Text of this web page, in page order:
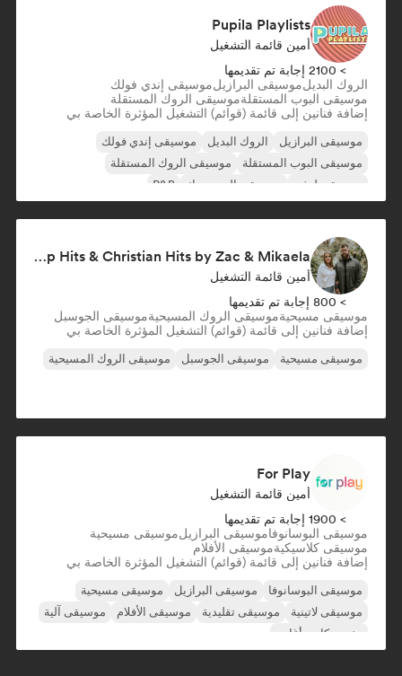
Pupila Playlists
أمين قائمة التشغيل
> 2100 إجابة تم تقديمها
الروك البديلموسيقى البرازيلموسيقى إندي فولك
موسيقى البوب المستقلةموسيقى الروك المستقلة
إضافة فنانين إلى قائمة (قوائم) التشغيل المؤثرة الخاصة بي
موسيقى البرازيل الروك البديل
موسيقى إندي فولك
موسيقى البوب المستقلة
موسيقى الروك المستقلة
موسيقى لوفي
موسيقى البوب روك R&B
Worship Hits & Christian Hits by Zac & Mikaela
أمين قائمة التشغيل
> 800 إجابة تم تقديمها
موسيقى مسيحيةموسيقى الروك المسيحيةموسيقى الجوسبل
إضافة فنانين إلى قائمة (قوائم) التشغيل المؤثرة الخاصة بي
موسيقى مسيحية موسيقى الجوسبل موسيقى الروك المسيحية
For Play
أمين قائمة التشغيل
> 1900 إجابة تم تقديمها
موسيقى البوسانوفاموسيقى البرازيلموسيقى مسيحية
موسيقى كلاسيكيةموسيقى الأفلام
إضافة فنانين إلى قائمة (قوائم) التشغيل المؤثرة الخاصة بي
موسيقى البوسانوفا موسيقى البرازيل
موسيقى مسيحية
موسيقى لاتينية
موسيقى تقليدية موسيقى الأفلام
موسيقى آلية
مغني وكاتب أغاني